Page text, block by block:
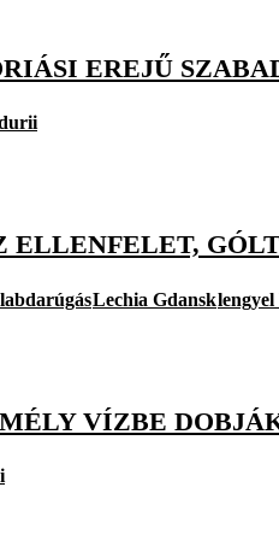
EREJŰ
ELLENFELET,
Lechia Gdansk
VÍZBE